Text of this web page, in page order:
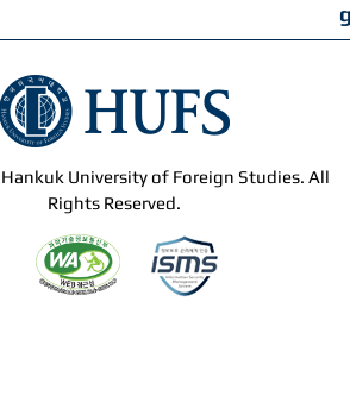
University of Foreign Studies. All
Rights Reserved.